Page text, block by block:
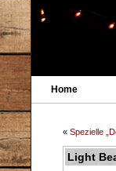
Home
« Spezielle
Light